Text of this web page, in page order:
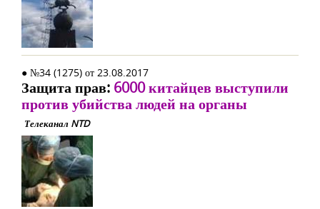
● №34 (1275) от 23.08.2017
Защита прав: 6000 китайцев выступили
против убийства людей на органы
Телеканал NTD